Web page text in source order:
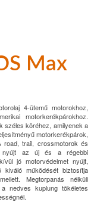
Max
4-ütemű motorokhoz,
motorkerékpárokhoz.
széles köréhez, amilyenek a
motorkerékpárok,
road, trail, crossmotorok és
nyújt az új és a régebbi
jó motorvédelmet nyújt,
működését biztosítja
Megtorpanás nélküli
nedves kuplung tökéletes